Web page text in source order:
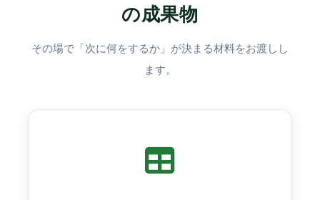
の成果物
その場で「次に何をするか」が決まる材料をお渡しし
ます。